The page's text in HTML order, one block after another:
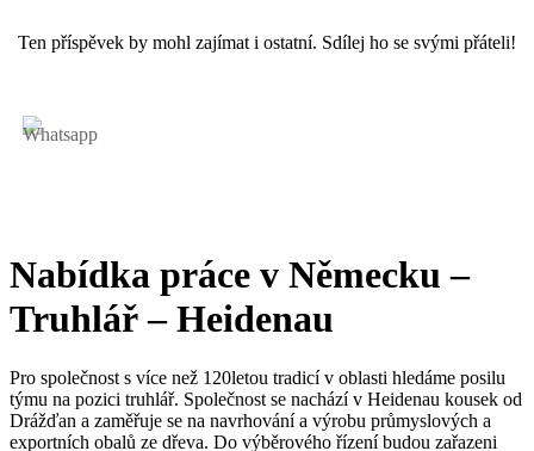
Ten příspěvek by mohl zajímat i ostatní. Sdílej ho se svými přáteli!
Nabídka práce v Německu –
Truhlář – Heidenau
Pro společnost s více než 120letou tradicí v oblasti hledáme posilu
týmu na pozici truhlář. Společnost se nachází v Heidenau kousek od
Drážďan a zaměřuje se na navrhování a výrobu průmyslových a
exportních obalů ze dřeva. Do výběrového řízení budou zařazeni